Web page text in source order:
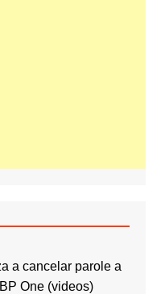
a cancelar parole a
One (videos)